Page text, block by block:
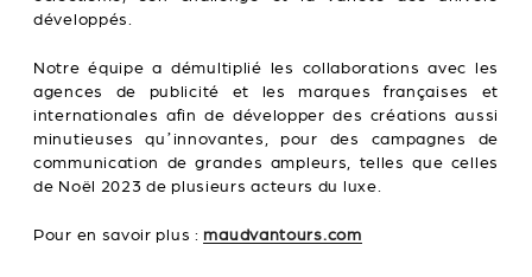
développés.
Notre équipe a démultiplié les collaborations avec les
agences de publicité et les marques françaises et
internationales afin de développer des créations aussi
minutieuses qu’innovantes, pour des campagnes de
communication de grandes ampleurs, telles que celles
de Noël 2023 de plusieurs acteurs du luxe.
Pour en savoir plus : maudvantours.com